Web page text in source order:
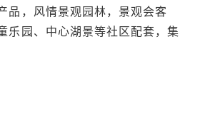
品，风情景观园林，景观会客
乐园、中心湖景等社区配套，集